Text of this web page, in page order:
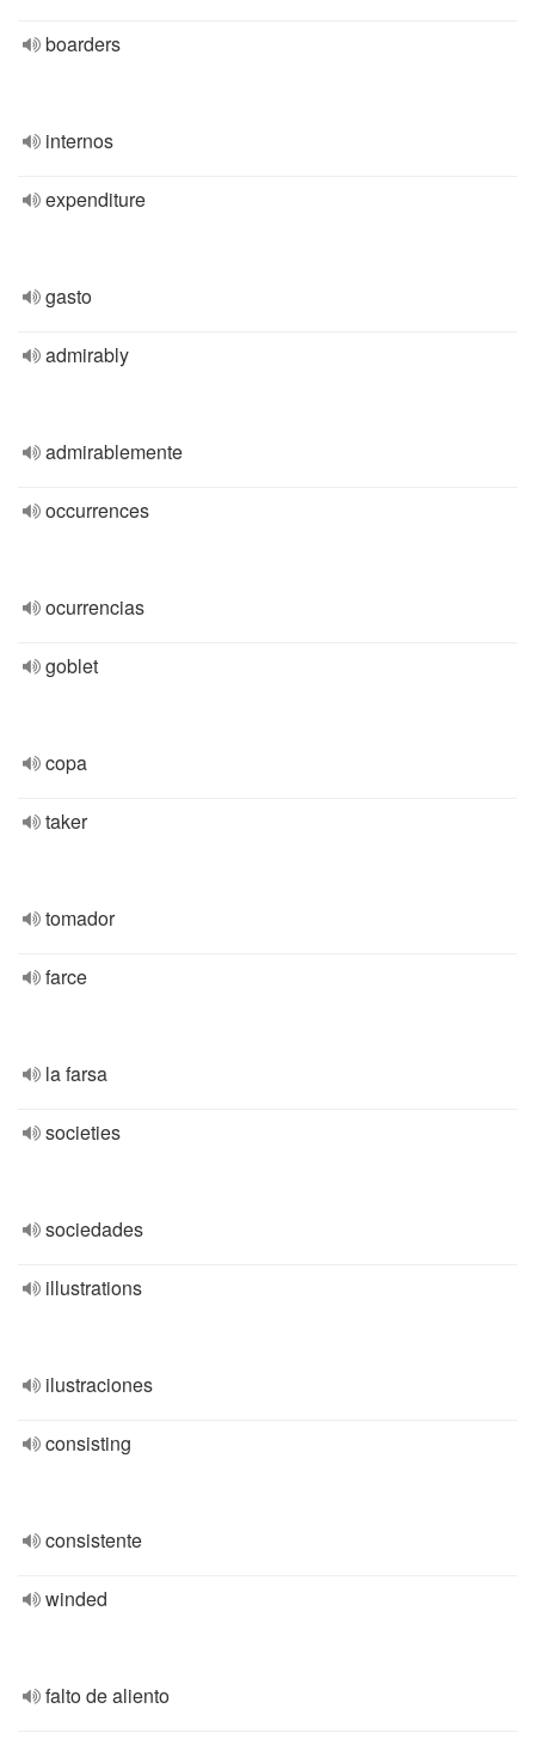
boarders
internos
expenditure
gasto
admirably
admirablemente
occurrences
ocurrencias
goblet
copa
taker
tomador
farce
la farsa
societies
sociedades
illustrations
ilustraciones
consisting
consistente
winded
falto de aliento